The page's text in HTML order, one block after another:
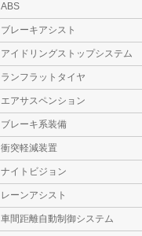
ABS
ブレーキアシスト
アイドリングストップシステム
ランフラットタイヤ
エアサスペンション
ブレーキ系装備
衝突軽減装置
ナイトビジョン
レーンアシスト
車間距離自動制御システム